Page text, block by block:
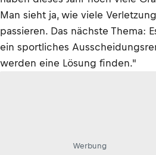
Man sieht ja, wie viele
passieren. Das nächste Thema:
ein sportliches
werden eine Lösung finden."
Werbung